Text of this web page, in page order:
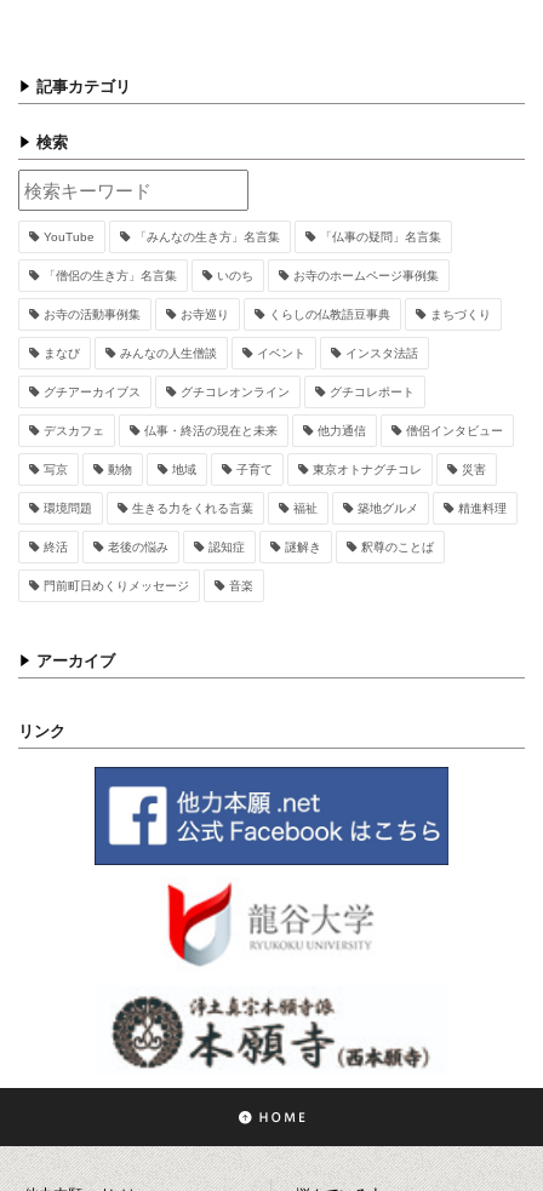
記事カテゴリ
検索
YouTube 「みんなの生き方」名言集 「仏事の疑問」名言集
「僧侶の生き方」名言集 いのち お寺のホームページ事例集
お寺の活動事例集 お寺巡り くらしの仏教語豆事典 まちづくり
まなび みんなの人生僧談 イベント インスタ法話
グチアーカイブス グチコレオンライン グチコレポート
デスカフェ 仏事・終活の現在と未来 他力通信 僧侶インタビュー
写京 動物 地域 子育て 東京オトナグチコレ 災害
環境問題 生きる力をくれる言葉 福祉 築地グルメ 精進料理
終活 老後の悩み 認知症 謎解き 釈尊のことば
門前町日めくりメッセージ 音楽
アーカイブ
リンク